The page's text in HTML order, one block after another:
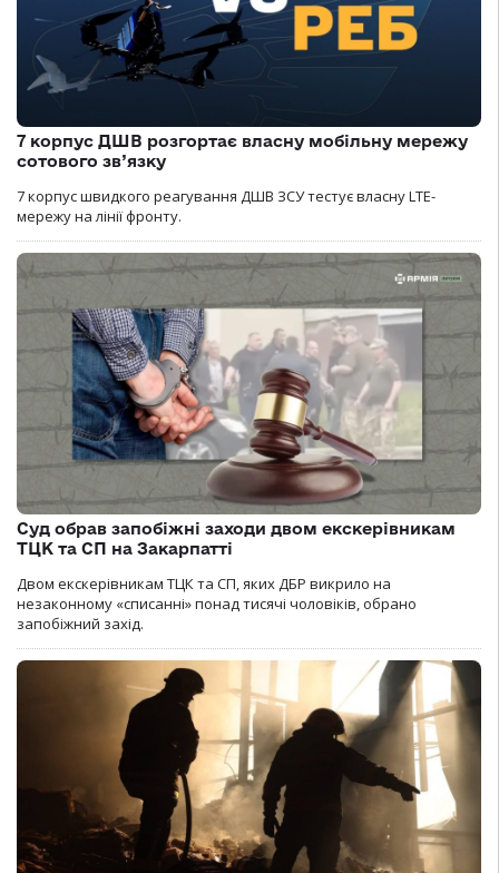
7 корпус ДШВ розгортає власну мобільну мережу
сотового зв’язку
7 корпус швидкого реагування ДШВ ЗСУ тестує власну LTE-
мережу на лінії фронту.
Суд обрав запобіжні заходи двом екскерівникам
ТЦК та СП на Закарпатті
Двом екскерівникам ТЦК та СП, яких ДБР викрило на
незаконному «списанні» понад тисячі чоловіків, обрано
запобіжний захід.